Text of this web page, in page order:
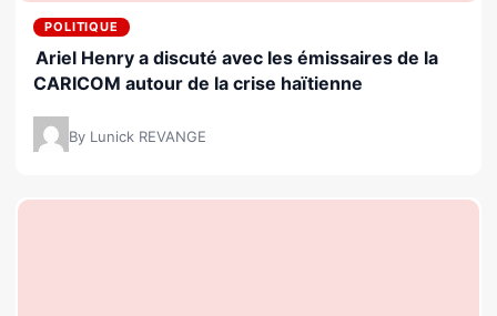
POLITIQUE
Ariel Henry a discuté avec les émissaires de la
CARICOM autour de la crise haïtienne
By Lunick REVANGE